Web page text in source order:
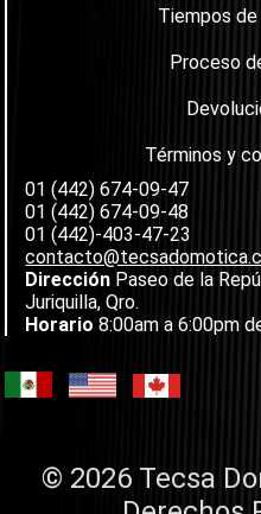
Tiempos
Proceso
Términos y
01 (442) 674-09-47
01 (442) 674-09-48
01 (442)-403-47-23
Dirección Paseo de la
Juriquilla, Qro.
Horario 8:00am a 6:00pm
© 2026 Tecsa